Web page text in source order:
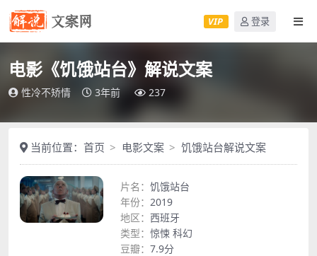
VIP 登录
电影《饥饿站台》解说文案
性冷不矫情 3年前 237
当前位置： 首页 电影文案 饥饿站台解说文案
片名： 饥饿站台
年份： 2019
地区： 西班牙
类型： 惊悚 科幻
豆瓣： 7.9分